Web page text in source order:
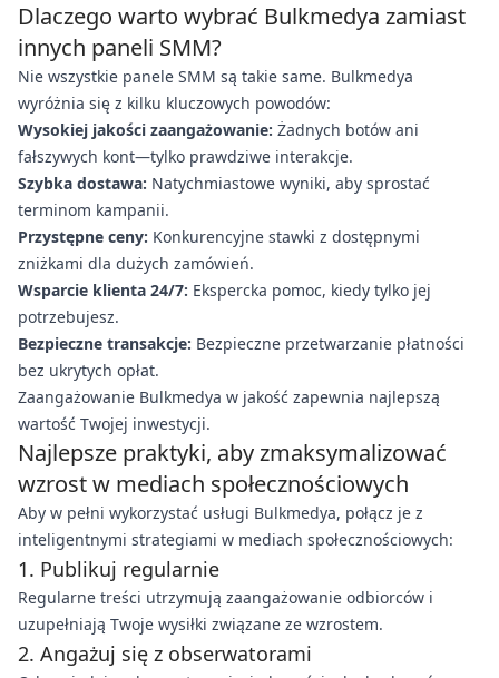
Dlaczego warto wybrać Bulkmedya zamiast
innych paneli SMM?
Nie wszystkie panele SMM są takie same. Bulkmedya
wyróżnia się z kilku kluczowych powodów:
Wysokiej jakości zaangażowanie: Żadnych botów ani
fałszywych kont—tylko prawdziwe interakcje.
Szybka dostawa: Natychmiastowe wyniki, aby sprostać
terminom kampanii.
Przystępne ceny: Konkurencyjne stawki z dostępnymi
zniżkami dla dużych zamówień.
Wsparcie klienta 24/7: Ekspercka pomoc, kiedy tylko jej
potrzebujesz.
Bezpieczne transakcje: Bezpieczne przetwarzanie płatności
bez ukrytych opłat.
Zaangażowanie Bulkmedya w jakość zapewnia najlepszą
wartość Twojej inwestycji.
Najlepsze praktyki, aby zmaksymalizować
wzrost w mediach społecznościowych
Aby w pełni wykorzystać usługi Bulkmedya, połącz je z
inteligentnymi strategiami w mediach społecznościowych:
1. Publikuj regularnie
Regularne treści utrzymują zaangażowanie odbiorców i
uzupełniają Twoje wysiłki związane ze wzrostem.
2. Angażuj się z obserwatorami